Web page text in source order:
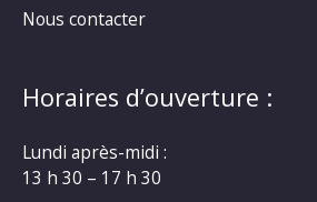
Nous contacter
Horaires d’ouverture :
Lundi après-midi :
13 h 30 – 17 h 30